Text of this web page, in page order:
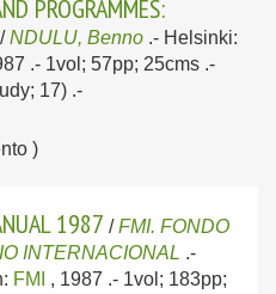
PROGRAMMES:
/NDULU, Benno .- Helsinki:
.- 1vol; 57pp; 25cms .-
17) .-
)
1987 /FMI. FONDO
INTERNACIONAL .-
FMI , 1987 .- 1vol; 183pp;